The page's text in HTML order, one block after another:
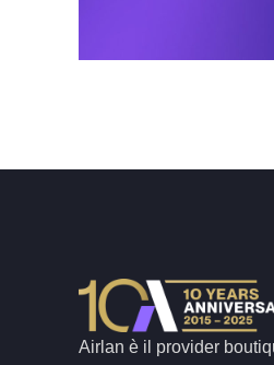
Airlan è il provider